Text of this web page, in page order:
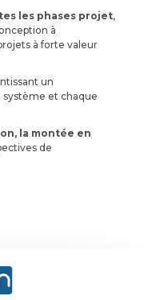
les phases projet,
à
à forte valeur
un
et chaque
la montée en
de